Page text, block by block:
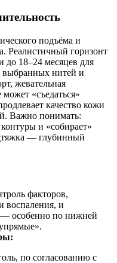
подъёма и
Реалистичный горизонт
до 18–24 месяцев для
выбранных нитей и
жевательная
«съедаться»
качество кожи
Важно понимать:
и «собирает»
— глубинный
факторов,
воспаления, и
особенно по нижней
по согласованию с